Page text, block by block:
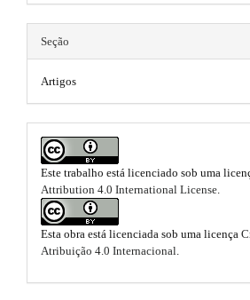
c
.
m
i
m
e
.
o
o
Seção
Artigos
Este trabalho está licenciado sob uma
Attribution 4.0 International License.
Esta obra está licenciada sob uma licença
Atribuição 4.0 Internacional.